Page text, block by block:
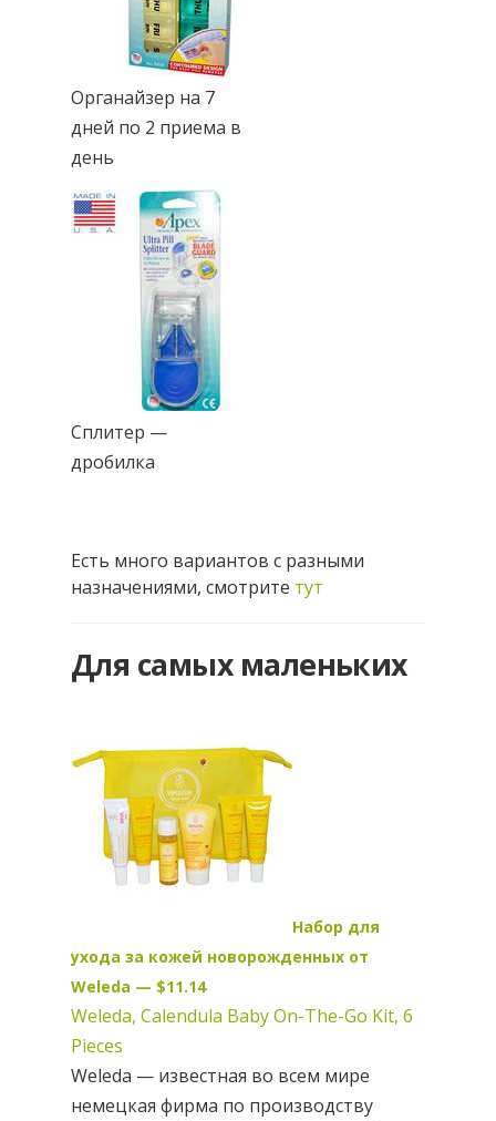
Органайзер на 7
дней по 2 приема в
день
Сплитер —
дробилка
Есть много вариантов с разными
назначениями, смотрите тут
Для самых маленьких
Набор для
ухода за кожей новорожденных от
Weleda — $11.14
Weleda, Calendula Baby On-The-Go Kit, 6
Pieces
Weleda — известная во всем мире
немецкая фирма по производству